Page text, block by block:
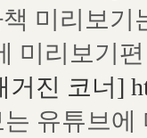
미리보
미리보기
진 코너]
유튜브